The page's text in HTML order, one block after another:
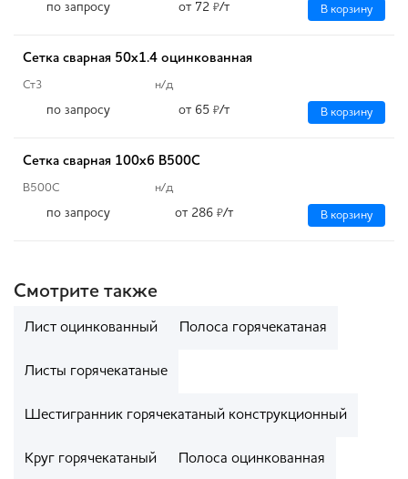
по запросу от 72 ₽/т В корзину
Сетка сварная 50х1.4 оцинкованная
Ст3 н/д
по запросу от 65 ₽/т В корзину
Сетка сварная 100х6 B500C
В500С н/д
по запросу от 286 ₽/т В корзину
Смотрите также
Лист оцинкованный Полоса горячекатаная
Листы горячекатаные
Шестигранник горячекатаный конструкционный
Круг горячекатаный Полоса оцинкованная